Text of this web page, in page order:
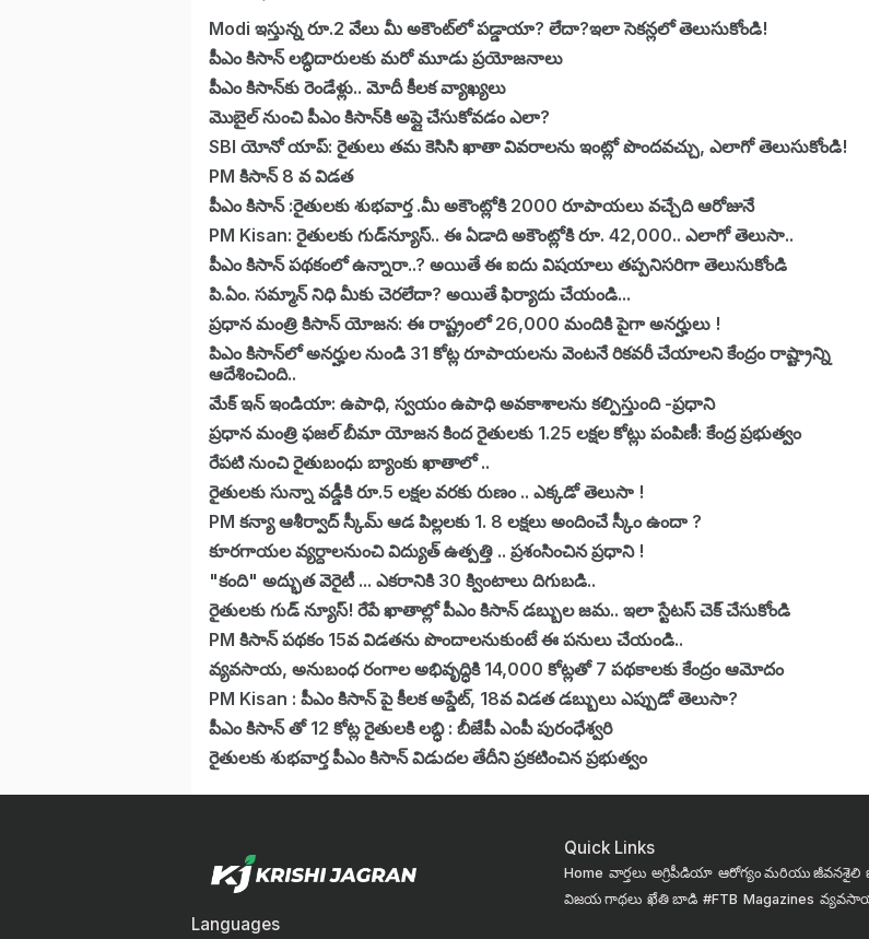
Modi ఇస్తున్న రూ.2 వేలు మీ అకౌంట్‌లో పడ్డాయా? లేదా?ఇలా సెకన్లలో తెలుసుకోండి!
పీఎం కిసాన్ లబ్ధిదారులకు మరో మూడు ప్రయోజనాలు
పీఎం కిసాన్‌కు రెండేళ్లు.. మోదీ కీలక వ్యాఖ్యలు
మొబైల్ నుంచి పీఎం కిసాన్‌కి అప్లై చేసుకోవడం ఎలా?
SBI యోనో యాప్: రైతులు తమ కెసిసి ఖాతా వివరాలను ఇంట్లో పొందవచ్చు, ఎలాగో తెలుసుకోండి!
PM కిసాన్ 8 వ విడత
పీఎం కిసాన్ :రైతులకు శుభవార్త .మీ అకౌంట్లోకి 2000 రూపాయలు వచ్చేది ఆరోజునే
PM Kisan: రైతులకు గుడ్‏న్యూస్.. ఈ ఏడాది అకౌంట్లోకి రూ. 42,000.. ఎలాగో తెలుసా..
పీఎం కిసాన్ పథకంలో ఉన్నారా..? అయితే ఈ ఐదు విషయాలు తప్పనిసరిగా తెలుసుకోండి
పి.ఏం. సమ్మాన్ నిధి మీకు చెరలేదా? అయితే ఫిర్యాదు చేయండి...
ప్రధాన మంత్రి కిసాన్ యోజన: ఈ రాష్ట్రంలో 26,000 మందికి పైగా అనర్హులు !
పిఎం కిసాన్‌లో అనర్హుల నుండి 31 కోట్ల రూపాయలను వెంటనే రికవరీ చేయాలని కేంద్రం రాష్ట్రాన్ని
ఆదేశించింది..
మేక్ ఇన్ ఇండియా: ఉపాధి, స్వయం ఉపాధి అవకాశాలను కల్పిస్తుంది -ప్రధాని
ప్రధాన మంత్రి ఫజల్ బీమా యోజన కింద రైతులకు 1.25 లక్షల కోట్లు పంపిణీ: కేంద్ర ప్రభుత్వం
రేపటి నుంచి రైతుబంధు బ్యాంకు ఖాతాలో ..
రైతులకు సున్నా వడ్డీకి రూ.5 లక్షల వరకు రుణం .. ఎక్కడో తెలుసా !
PM కన్యా ఆశీర్వాద్ స్కీమ్‌ ఆడ పిల్లలకు 1. 8 లక్షలు అందించే స్కీం ఉందా ?
కూరగాయల వ్యర్దాలనుంచి విద్యుత్ ఉత్పత్తి .. ప్రశంసించిన ప్రధాని !
"కంది" అద్భుత వెరైటీ ... ఎకరానికి 30 క్వింటాలు దిగుబడి..
రైతులకు గుడ్ న్యూస్! రేపే ఖాతాల్లో పీఎం కిసాన్ డబ్బుల జమ.. ఇలా స్టేటస్ చెక్ చేసుకోండి
PM కిసాన్ పథకం 15వ విడతను పొందాలనుకుంటే ఈ పనులు చేయండి..
వ్యవసాయ, అనుబంధ రంగాల అభివృద్ధికి 14,000 కోట్లతో 7 పథకాలకు కేంద్రం ఆమోదం
PM Kisan : పీఎం కిసాన్ పై కీలక అప్డేట్, 18వ విడత డబ్బులు ఎప్పుడో తెలుసా?
పీఎం కిసాన్ తో 12 కోట్ల రైతులకి లబ్ధి : బీజేపీ ఎంపీ పురంధేశ్వరి
రైతులకు శుభవార్త పీఎం కిసాన్ విడుదల తేదీని ప్రకటించిన ప్రభుత్వం
Languages
Quick Links
Home వార్తలు అగ్రిపీడియా ఆరోగ్యం మరియు జీవనశైలి
విజయ గాథలు ఖేతి బాడి #FTB Magazines